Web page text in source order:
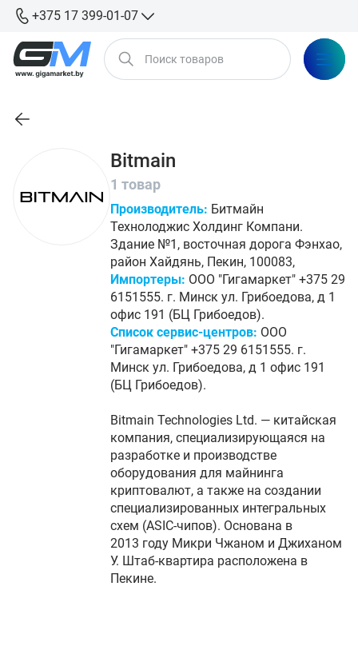
+375 17 399-01-07
Bitmain
1 товар
Производитель: Битмайн
Технолоджис Холдинг Компани.
Здание №1, восточная дорога Фэнхао,
район Хайдянь, Пекин, 100083,
Импортеры: ООО "Гигамаркет" +375 29
6151555. г. Минск ул. Грибоедова, д 1
офис 191 (БЦ Грибоедов).
Список сервис-центров: ООО
"Гигамаркет" +375 29 6151555. г.
Минск ул. Грибоедова, д 1 офис 191
(БЦ Грибоедов).
Bitmain Technologies Ltd. — китайская
компания, специализирующаяся на
разработке и производстве
оборудования для майнинга
криптовалют, а также на создании
специализированных интегральных
схем (ASIC-чипов). Основана в
2013 году Микри Чжаном и Джиханом
У. Штаб-квартира расположена в
Пекине.